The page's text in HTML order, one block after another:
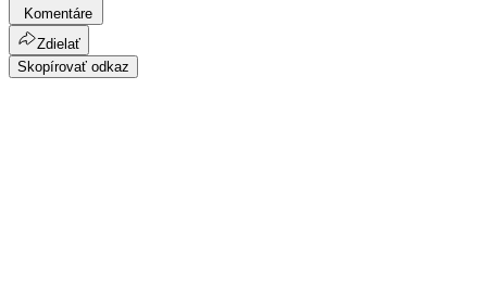
Komentáre
Zdielať
Skopírovať odkaz